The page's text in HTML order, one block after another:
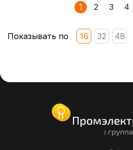
1 2 3 4
Показывать по 16 32 48